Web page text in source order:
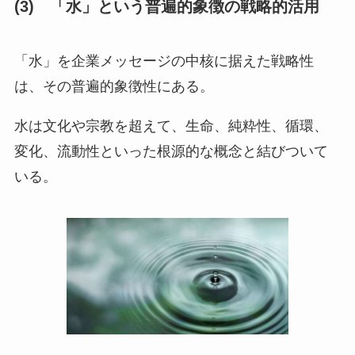
(3) 「水」という普遍的象徴の戦略的活用
「水」を企業メッセージの中核に据えた戦略性
は、その普遍的象徴性にある。
水は文化や宗教を超えて、生命、純粋性、循環、
変化、流動性といった根源的な概念と結びついて
いる。